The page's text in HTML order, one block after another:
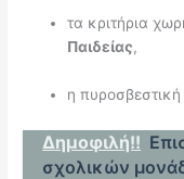
τα κριτήρια
Παιδείας,
η πυροσβεστική
Δημοφιλή!!
σχολικών